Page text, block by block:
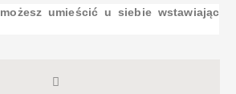
umieścić u siebie wstawiając